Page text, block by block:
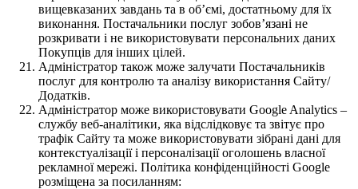
вищевказаних завдань та в об’ємі, достатньому для їх
виконання. Постачальники послуг зобов’язані не
розкривати і не використовувати персональних даних
Покупців для інших цілей.
Адміністратор також може залучати Постачальників
послуг для контролю та аналізу використання Сайту/
Додатків.
Адміністратор може використовувати Google Analytics –
службу веб-аналітики, яка відслідковує та звітує про
трафік Сайту та може використовувати зібрані дані для
контекстуалізації і персоналізації оголошень власної
рекламної мережі. Політика конфіденційності Google
розміщена за посиланням: